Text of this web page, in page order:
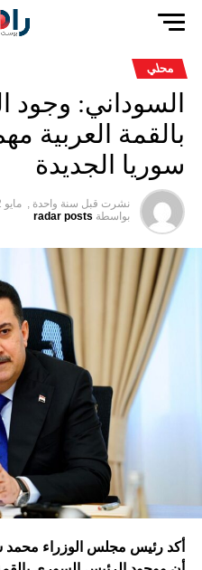
محلي
السوداني:
بالقمة العربية
سوريا الجديدة
نشرت قبل سنة واحدة , مايو 2, 2025
بواسطة radar posts
أكد رئيس مجلس الوزراء محمد